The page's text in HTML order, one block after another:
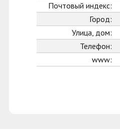
Почтовый индекс:
Город:
Улица, дом:
Телефон:
www: